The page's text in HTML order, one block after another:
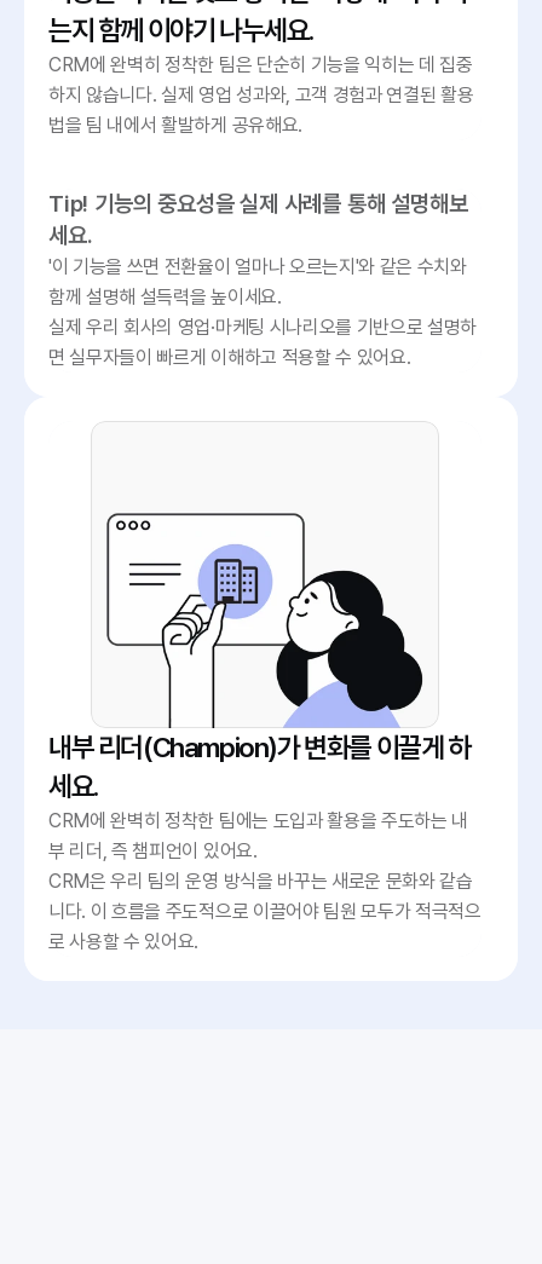
는지 함께 이야기 나누세요.
CRM에 완벽히 정착한 팀은 단순히 기능을 익히는 데 집중
하지 않습니다. 실제 영업 성과와, 고객 경험과 연결된 활용
법을 팀 내에서 활발하게 공유해요.
Tip! 기능의 중요성을 실제 사례를 통해 설명해보
세요.
'이 기능을 쓰면 전환율이 얼마나 오르는지'와 같은 수치와
함께 설명해 설득력을 높이세요.
실제 우리 회사의 영업·마케팅 시나리오를 기반으로 설명하
면 실무자들이 빠르게 이해하고 적용할 수 있어요.
내부 리더(Champion)가 변화를 이끌게 하
세요.
CRM에 완벽히 정착한 팀에는 도입과 활용을 주도하는 내
부 리더, 즉 챔피언이 있어요.
CRM은 우리 팀의 운영 방식을 바꾸는 새로운 문화와 같습
니다. 이 흐름을 주도적으로 이끌어야 팀원 모두가 적극적으
로 사용할 수 있어요.